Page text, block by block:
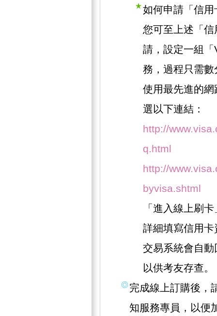
如何申請「信
您可至上述「
請，設定一組
務，過程只需
使用最先進的
選以下連結：
http://
q.html
http://
byvisa.shtml
「進入線上刷
詳細填寫信用
交易系統會自
以供考友存查。
完成線上訂購後，
知服務專員，以便